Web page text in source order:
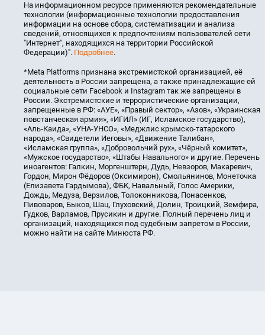
На информационном ресурсе применяются рекомендательные
технологии (информационные технологии предоставления
информации на основе сбора, систематизации и анализа
сведений, относящихся к предпочтениям пользователей сети
"Интернет", находящихся на территории Российской
Федерации)". Подробнее.
*Meta Platforms признана экстремистской организацией, её
деятельность в России запрещена, а также принадлежащие ей
социальные сети Facebook и Instagram так же запрещены в
России. Экстремистские и террористические организации,
запрещенные в РФ: «АУЕ», «Правый сектор», «Азов», «Украинская
повстанческая армия», «ИГИЛ» (ИГ, Исламское государство),
«Аль-Каида», «УНА-УНСО», «Меджлис крымско-татарского
народа», «Свидетели Иеговы», «Движение Талибан»,
«Исламская группа», «Добровольчий рух», «Чёрный комитет»,
«Мужское государство», «Штабы Навального» и другие. Перечень
иноагентов: Галкин, Моргенштерн, Дудь, Невзоров, Макаревич,
Гордон, Мирон Фёдоров (Оксимирон), Смольянинов, Монеточка
(Елизавета Гардымова), ФБК, Навальный, Голос Америки,
Дождь, Медуза, Верзилов, Толоконникова, Понасенков,
Пивоваров, Быков, Шац, Глуховский, Долин, Троицкий, Земфира,
Гудков, Варламов, Прусикин и другие. Полный перечень лиц и
организаций, находящихся под судебным запретом в России,
можно найти на сайте Минюста РФ.